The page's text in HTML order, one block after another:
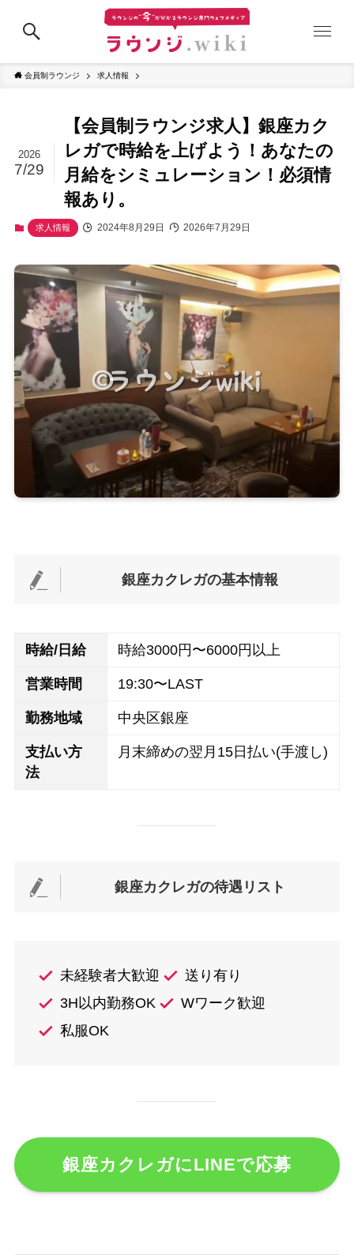
会員制ラウンジ 求人情報
【会員制ラウンジ求人】銀座カク
レガで時給を上げよう！あなたの
月給をシミュレーション！必須情
報あり。
2026
7/29
求人情報 2024年8月29日 2026年7月29日
銀座カクレガの基本情報
時給/日給 時給3000円〜6000円以上
営業時間 19:30〜LAST
勤務地域 中央区銀座
支払い方
法
月末締めの翌月15日払い(手渡し)
銀座カクレガの待遇リスト
未経験者大歓迎
送り有り
3H以内勤務OK
Wワーク歓迎
私服OK
銀座カクレガにLINEで応募